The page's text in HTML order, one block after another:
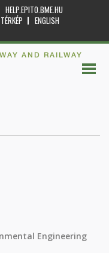
HELP.EPITO.BME.HU
TÉRKÉP
ENGLISH
AND RAILWAY
Engineering